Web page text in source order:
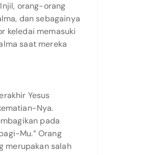
orang-orang
dan sebagainya
keledai memasuki
saat mereka
Yesus
Nya.
pada
Mu.” Orang
merupakan salah